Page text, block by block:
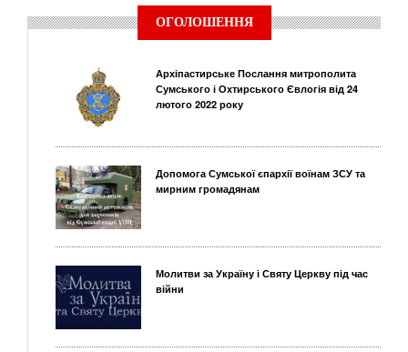
ОГОЛОШЕННЯ
Архіпастирське Послання митрополита
Сумського і Охтирського Євлогія від 24
лютого 2022 року
Допомога Сумської єпархії воїнам ЗСУ та
мирним громадянам
Молитви за Україну і Святу Церкву під час
війни